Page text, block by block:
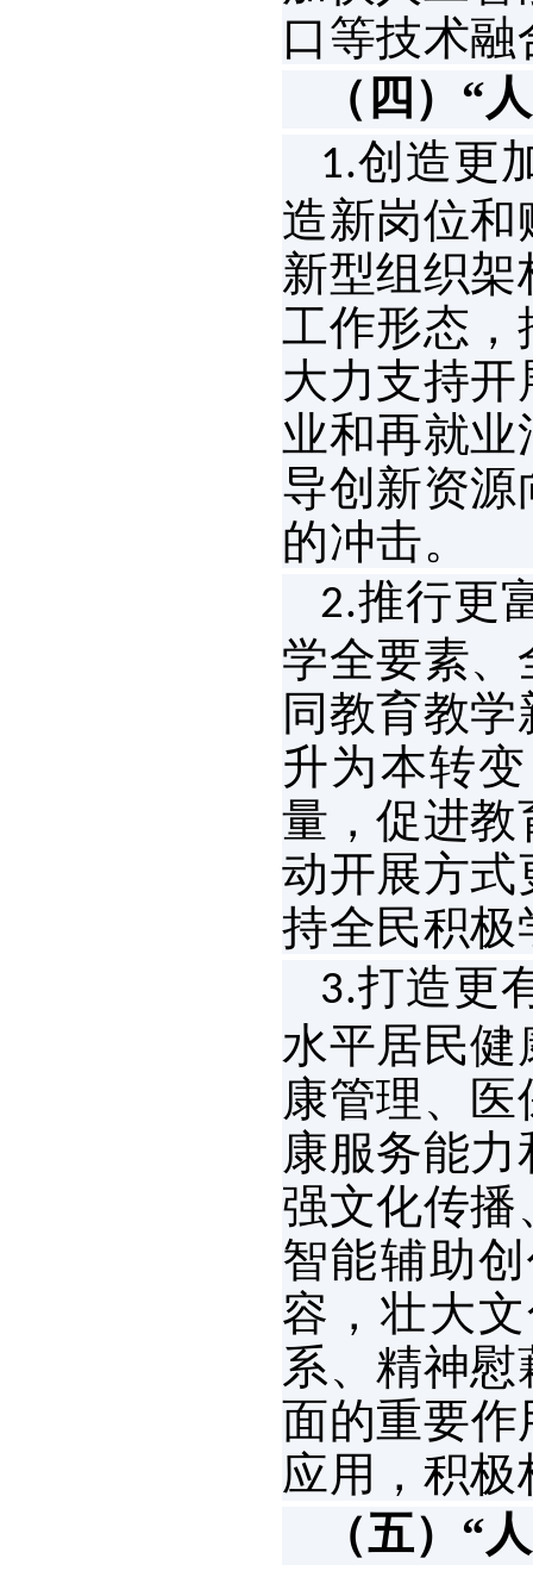
口等技术
（四）“
1.创造更
造新岗位和
新型组织
工作形态，
大力支持
业和再就
导创新资源
的冲击。
2.推行更
学全要素、
同教育教
升为本转
量，促进教
动开展方式
持全民积极
3.打造更
水平居民健
康管理、
康服务能
强文化传播
智能辅助
容，壮大
系、精神
面的重要作
应用，积
（五）“